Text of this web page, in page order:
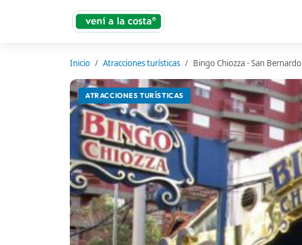
Inicio Atracciones turísticas Bingo Chiozza - San Bernardo
ATRACCIONES TURÍSTICAS